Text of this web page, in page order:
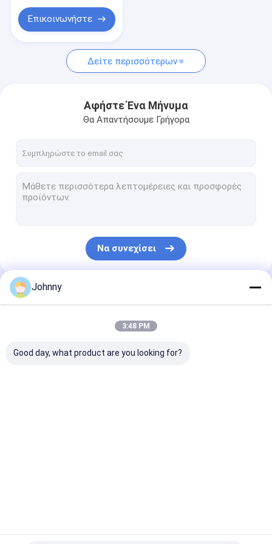
Επίπεδη μπάρα από ανοξείδωτο ατσάλι
Μπάρα από κράμα αλουμινίου
Επικοινωνήστε
Δείτε περισσότερων
Αφήστε Ένα Μήνυμα
Θα Απαντήσουμε Γρήγορα
Να συνεχίσει
Οι Κατηγορίες Μας
Johnny
3:48 PM
Good day, what product are you looking for?